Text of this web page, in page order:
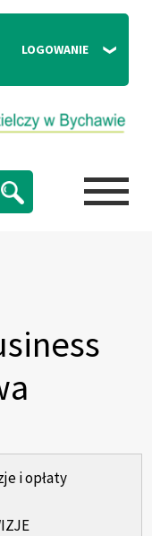
LOGOWANIE
Business Debetowa
i opłaty